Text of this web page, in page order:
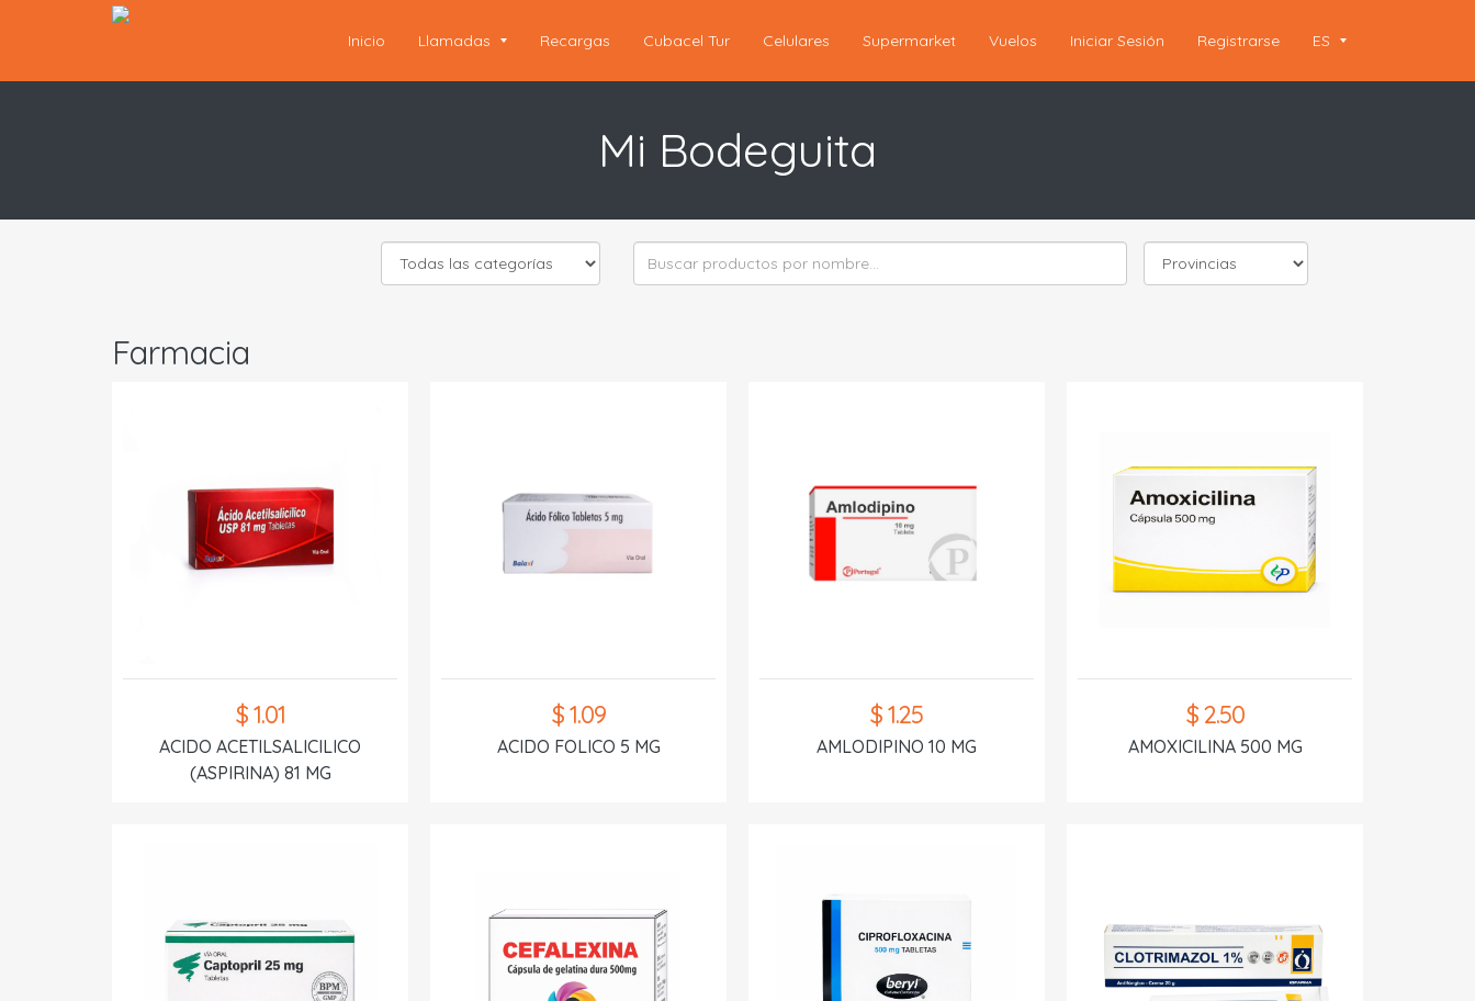
Inicio Llamadas Recargas Cubacel Tur Celulares Supermarket Vuelos Iniciar Sesión Registrarse ES
Mi Bodeguita
Farmacia
$ 1.01
ACIDO ACETILSALICILICO
(ASPIRINA) 81 MG
$ 1.09
ACIDO FOLICO 5 MG
$ 1.25
AMLODIPINO 10 MG
$ 2.50
AMOXICILINA 500 MG